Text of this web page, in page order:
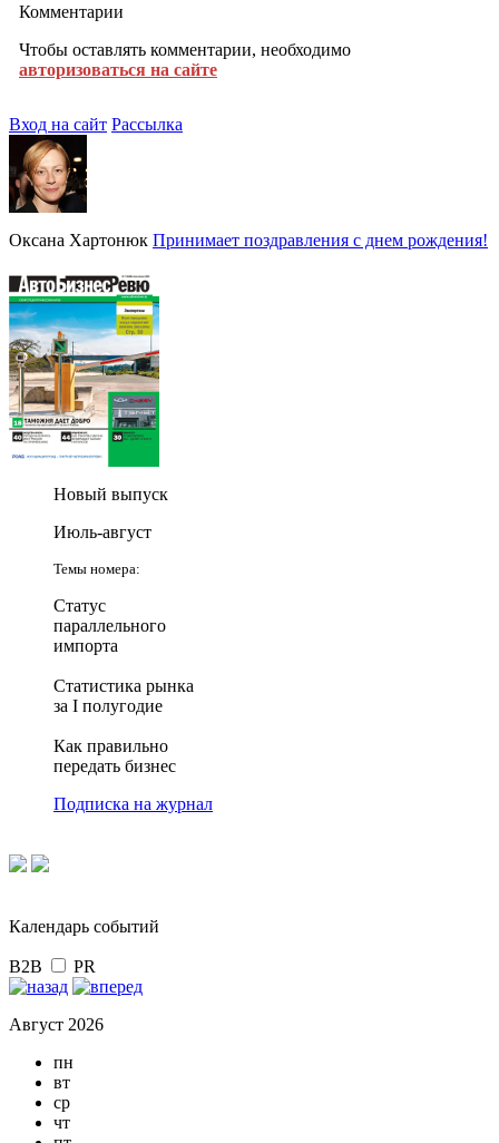
Комментарии
Чтобы оставлять комментарии, необходимо
авторизоваться на сайте
Вход на сайт Рассылка
Оксана Хартонюк Принимает поздравления с днем рождения!
Новый выпуск
Июль-август
Темы номера:
Статус
параллельного
импорта
Статистика рынка
за I полугодие
Как правильно
передать бизнес
Подписка на журнал
Календарь событий
B2B PR
Август 2026
пн
вт
ср
чт